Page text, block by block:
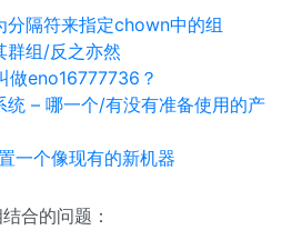
分隔符来指定chown中的组
群组/反之亦然
做eno16777736？
统 – 哪一个/有没有准备使用的产
一个像现有的新机器
合的问题：